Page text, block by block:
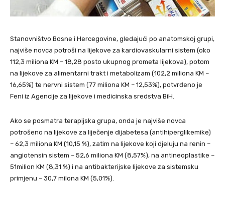
Stanovništvo Bosne i Hercegovine, gledajući po anatomskoj grupi,
najviše novca potroši na lijekove za kardiovaskularni sistem (oko
112,3 miliona KM – 18,28 posto ukupnog prometa lijekova), potom
na lijekove za alimentarni trakt i metabolizam (102,2 miliona KM –
16,65%) te nervni sistem (77 miliona KM – 12,53%), potvrđeno je
Feni iz Agencije za lijekove i medicinska sredstva BiH.
Ako se posmatra terapijska grupa, onda je najviše novca
potrošeno na lijekove za liječenje dijabetesa (antihiperglikemike)
– 62,3 miliona KM (10,15 %), zatim na lijekove koji djeluju na renin –
angiotensin sistem – 52,6 miliona KM (8,57%), na antineoplastike –
51milion KM (8,31 %) i na antibakterijske lijekove za sistemsku
primjenu – 30,7 milona KM (5,01%).